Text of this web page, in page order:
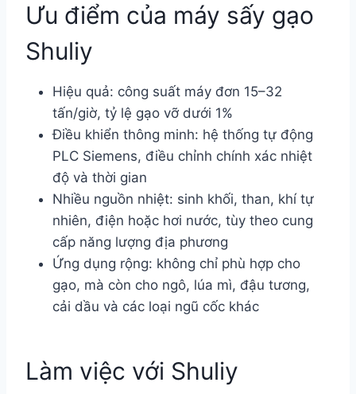
Ưu điểm của máy sấy gạo
Shuliy
Hiệu quả: công suất máy đơn 15–32
tấn/giờ, tỷ lệ gạo vỡ dưới 1%
Điều khiển thông minh: hệ thống tự động
PLC Siemens, điều chỉnh chính xác nhiệt
độ và thời gian
Nhiều nguồn nhiệt: sinh khối, than, khí tự
nhiên, điện hoặc hơi nước, tùy theo cung
cấp năng lượng địa phương
Ứng dụng rộng: không chỉ phù hợp cho
gạo, mà còn cho ngô, lúa mì, đậu tương,
cải dầu và các loại ngũ cốc khác
Làm việc với Shuliy